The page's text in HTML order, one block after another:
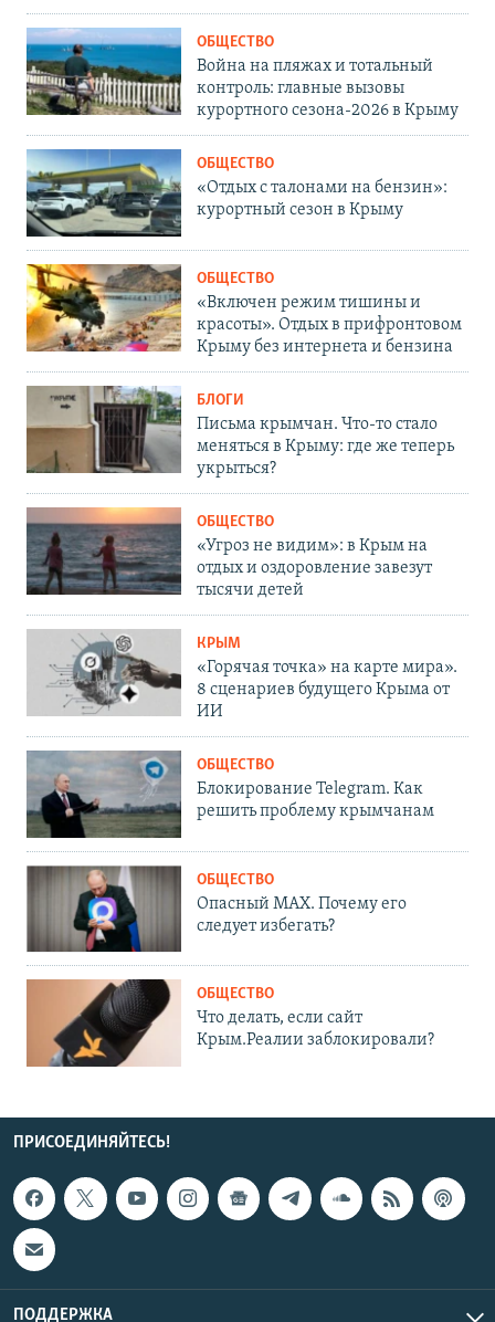
ОБЩЕСТВО
Война на пляжах и тотальный
контроль: главные вызовы
курортного сезона-2026 в Крыму
ОБЩЕСТВО
«Отдых с талонами на бензин»:
курортный сезон в Крыму
ОБЩЕСТВО
«Включен режим тишины и
красоты». Отдых в прифронтовом
Крыму без интернета и бензина
БЛОГИ
Письма крымчан. Что-то стало
меняться в Крыму: где же теперь
укрыться?
ОБЩЕСТВО
«Угроз не видим»: в Крым на
отдых и оздоровление завезут
тысячи детей
КРЫМ
«Горячая точка» на карте мира».
8 сценариев будущего Крыма от
ИИ
ОБЩЕСТВО
Блокирование Telegram. Как
решить проблему крымчанам
ОБЩЕСТВО
Опасный MAX. Почему его
следует избегать?
ОБЩЕСТВО
Что делать, если сайт
Крым.Реалии заблокировали?
ПРИСОЕДИНЯЙТЕСЬ!
ПОДДЕРЖКА